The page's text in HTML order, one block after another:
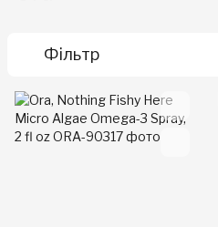
Фільтр